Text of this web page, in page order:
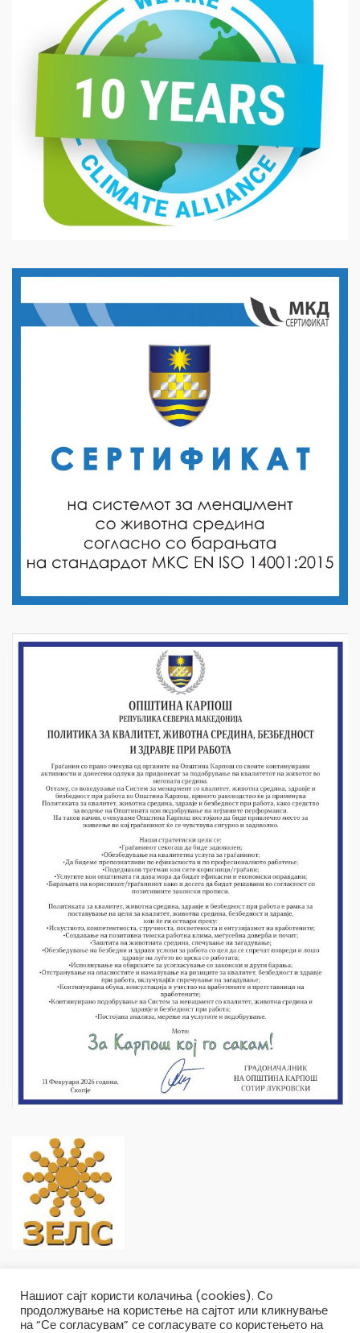
Нашиот сајт користи колачиња (cookies). Со
продолжување на користење на сајтот или кликнување
на “Се согласувам” се согласувате со користењето на